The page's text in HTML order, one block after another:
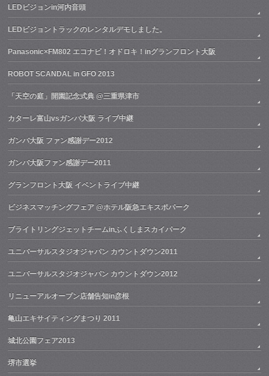
LEDビジョンin河内音頭
LEDビジョントラックのレンタルデモしました。
Panasonic×FM802 エコナビ！オドロキ！inグランフロント大阪
ROBOT SCANDAL in GFO 2013
「天空の庭」開園記念式典 @三重県津市
カターレ富山vsガンバ大阪 ライブ中継
ガンバ大阪 ファン感謝デー2012
ガンバ大阪ファン感謝デー2011
グランフロント大阪 イベントライブ中継
ビジネスマッチングフェア @ホテル阪急エキスポパーク
ブライトリングジェットチームinふくしまスカイパーク
ユニバーサルスタジオジャパン カウントダウン2011
ユニバーサルスタジオジャパン カウントダウン2012
リニューアルオープン店舗告知in彦根
亀山エキサイティングまつり 2011
城北公園フェア2013
堺市選挙